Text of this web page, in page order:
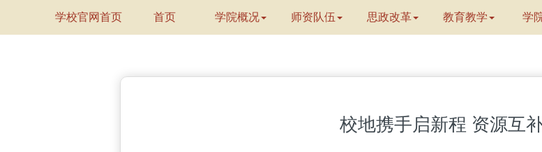
学校官网首页 首页 学院概况 师资队伍 思政改革 教育教学 学
校地携手启新程 资源互